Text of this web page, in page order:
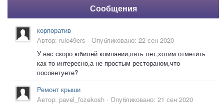
Сообщения
корпоратив
Автор: rule49ers · Опубликовано: 22 сен 2020
У нас скоро юбилей компании,пять лет,хотим отметить
как то интересно,а не простым рестораном,что
посоветуете?
Ремонт крыши
Автор: pavel_fozekosh · Опубликовано: 21 сен 2020